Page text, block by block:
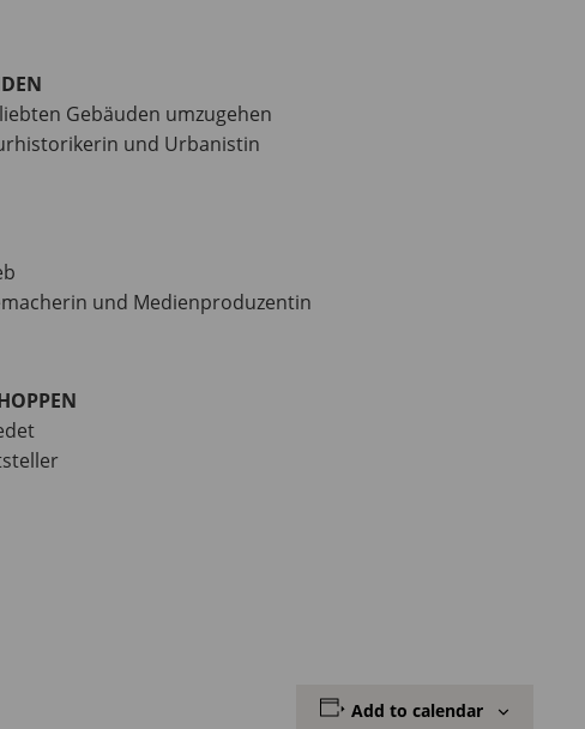
Gebäuden umzugehen
und Urbanistin
und Medienproduzentin
Add to calendar